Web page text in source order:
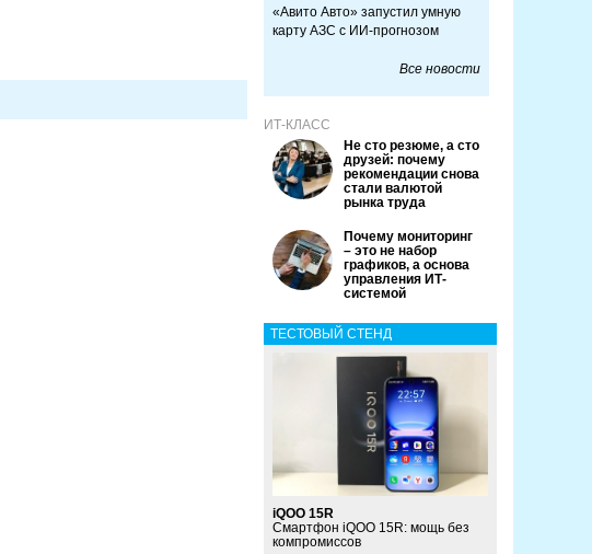
«Авито Авто» запустил умную
карту АЗС с ИИ-прогнозом
Все новости
ИТ-КЛАСС
Не сто резюме, а сто
друзей: почему
рекомендации снова
стали валютой
рынка труда
Почему мониторинг
– это не набор
графиков, а основа
управления ИТ-
системой
ТЕСТОВЫЙ СТЕНД
iQOO 15R
Смартфон iQOO 15R: мощь без
компромиссов